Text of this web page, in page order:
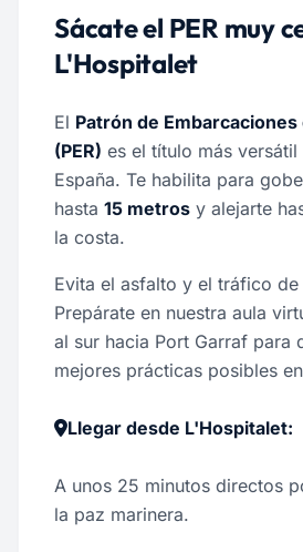
Sácate el PER muy
L'Hospitalet
El Patrón de
(PER) es el título más
España. Te habilita para
hasta 15 metros y alejarte
la costa.
Evita el asfalto y el tráfico
Prepárate en nuestra aula
al sur hacia Port Garraf para
mejores prácticas posibles
Llegar desde L'Hospitalet:
A unos 25 minutos directos
la paz marinera.